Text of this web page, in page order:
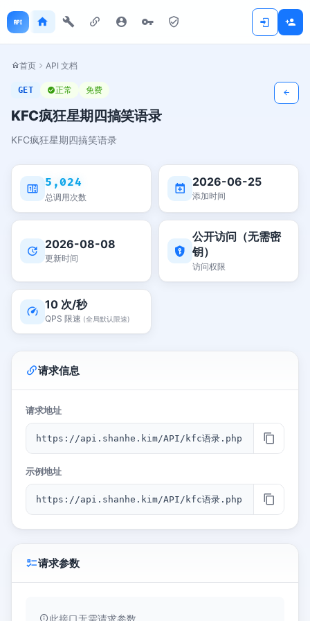
首页 API 文档
GET 正常 免费
KFC疯狂星期四搞笑语录
KFC疯狂星期四搞笑语录
5,024
总调用次数
2026-06-25
添加时间
2026-08-08
更新时间
公开访问（无需密
钥）
访问权限
10 次/秒
QPS 限速 (全局默认限速)
请求信息
请求地址
https://api.shanhe.kim/API/kfc语录.php
示例地址
https://api.shanhe.kim/API/kfc语录.php
请求参数
此接口无需请求参数